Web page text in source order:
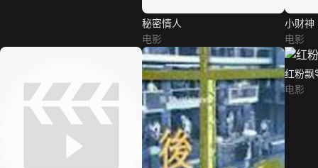
秘密情人
电影
小财神
电影
红粉飘
电影